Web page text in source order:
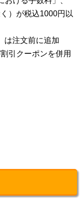
）が税込1000円以
は注文前に追加
引クーポンを併用